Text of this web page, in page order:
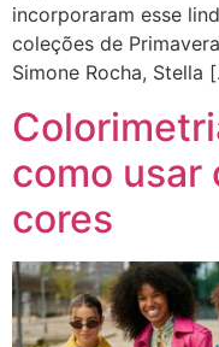
incorporaram esse
coleções de
Simone Rocha, Stella
como usar
cores